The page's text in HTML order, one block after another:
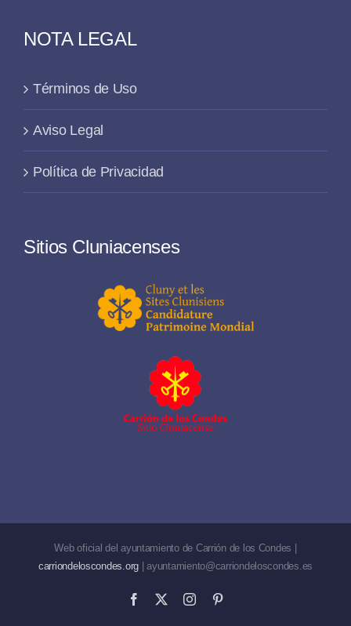
NOTA LEGAL
Términos de Uso
Aviso Legal
Política de Privacidad
Sitios Cluniacenses
Web oficial del ayuntamiento de Carrión de los Condes |
carriondeloscondes.org | ayuntamiento@carriondeloscondes.es
Facebook InstagramPinterest